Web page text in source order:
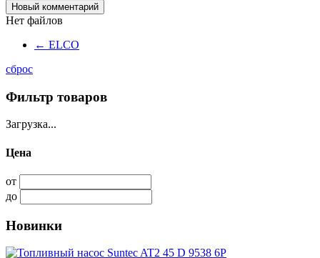
Новый комментарий
Нет файлов
← ELCO
сброс
Фильтр товаров
Загрузка...
Цена
от
до
Новинки